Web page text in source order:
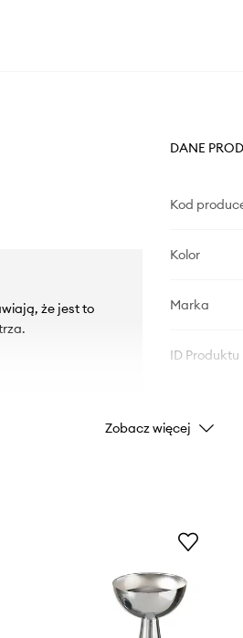
że jest to
DANE
Kod
Kolor
Marka
ID Produktu
Zobacz więcej